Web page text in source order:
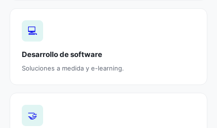
💻
Desarrollo de software
Soluciones a medida y e-learning.
🤝